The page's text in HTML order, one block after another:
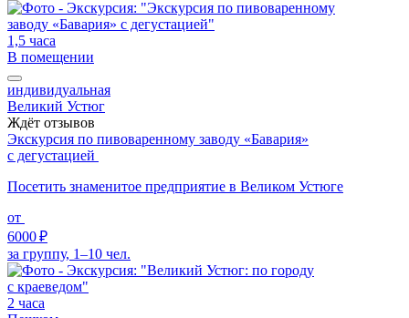
1,5 часа
В помещении
индивидуальная
Великий Устюг
Ждёт отзывов
Экскурсия по пивоваренному заводу «Бавария»
с дегустацией
Посетить знаменитое предприятие в Великом Устюге
от
6000 ₽
за группу, 1–10 чел.
2 часа